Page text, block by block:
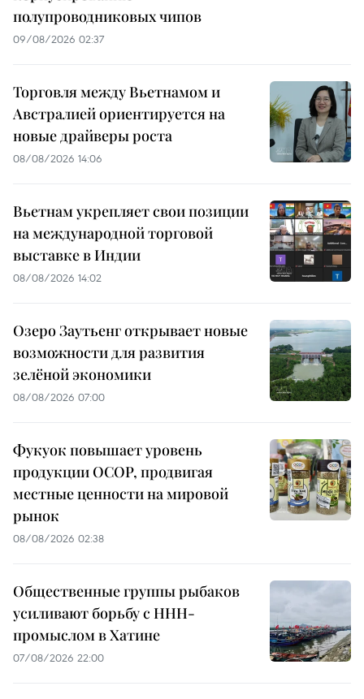
полупроводниковых чипов
09/08/2026 02:37
Торговля между Вьетнамом и
Австралией ориентируется на
новые драйверы роста
08/08/2026 14:06
Вьетнам укрепляет свои позиции
на международной торговой
выставке в Индии
08/08/2026 14:02
Озеро Заутьенг открывает новые
возможности для развития
зелёной экономики
08/08/2026 07:00
Фукуок повышает уровень
продукции OCOP, продвигая
местные ценности на мировой
рынок
08/08/2026 02:38
Общественные группы рыбаков
усиливают борьбу с ННН-
промыслом в Хатине
07/08/2026 22:00